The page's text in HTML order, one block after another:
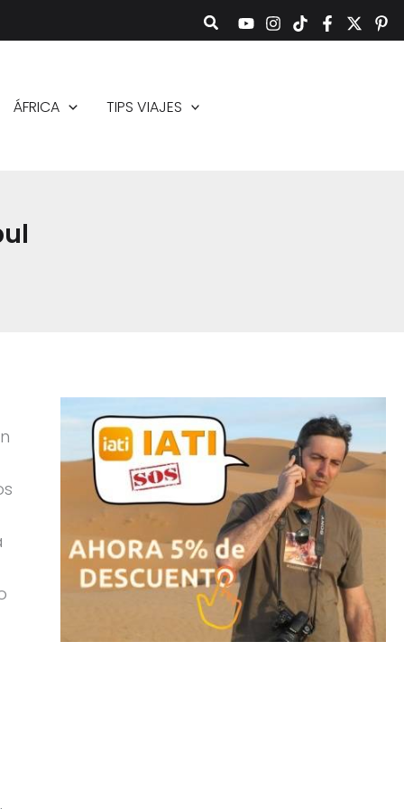
ÁFRICA TIPS VIAJES